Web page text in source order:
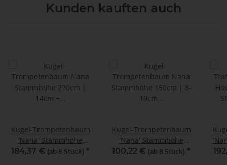
Kunden kauften auch
Kugel-Trompetenbaum
'Nana' Stammhöhe
220cm | 14cm +
184,37 € (ab 8 Stück) *
Kugel-Trompetenbaum
'Nana' Stammhöhe
150cm | 8-10cm
100,22 € (ab 8 Stück) *